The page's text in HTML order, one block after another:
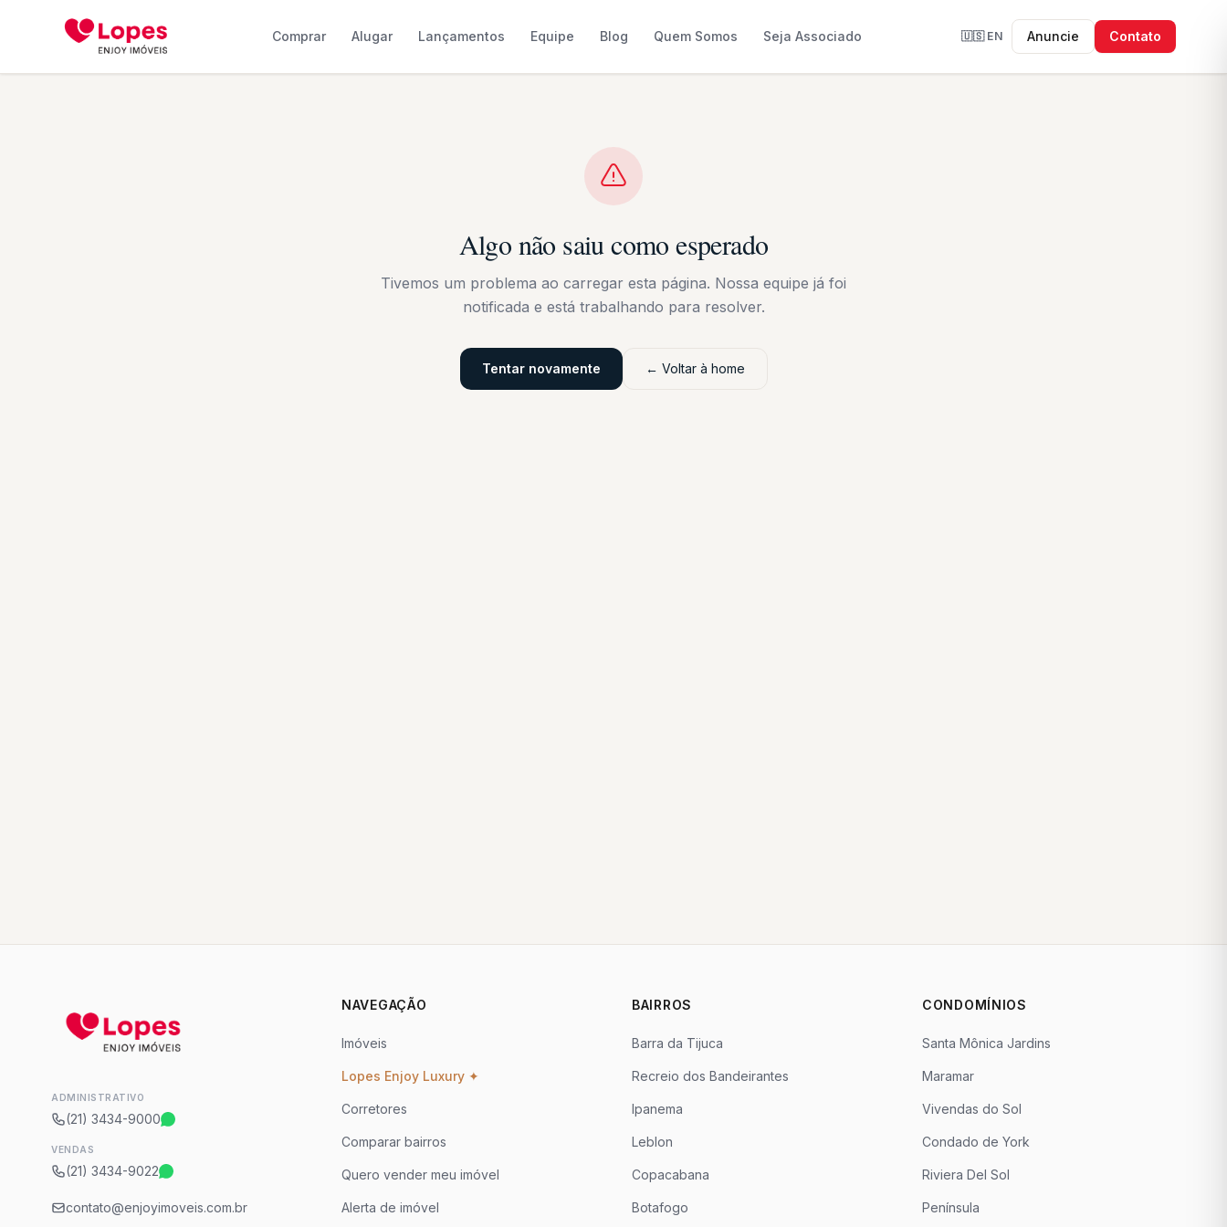
Comprar Alugar Lançamentos Equipe Blog Quem Somos Seja Associado 🇺🇸 EN Anuncie Contato
Algo não saiu como esperado
Tivemos um problema ao carregar esta página. Nossa equipe já foi
notificada e está trabalhando para resolver.
Tentar novamente ← Voltar à home
ADMINISTRATIVO
(21) 3434-9000
VENDAS
(21) 3434-9022
contato@enjoyimoveis.com.br
NAVEGAÇÃO
Imóveis
Lopes Enjoy Luxury ✦
Corretores
Comparar bairros
Quero vender meu imóvel
Alerta de imóvel
BAIRROS
Barra da Tijuca
Recreio dos Bandeirantes
Ipanema
Leblon
Copacabana
Botafogo
CONDOMÍNIOS
Santa Mônica Jardins
Maramar
Vivendas do Sol
Condado de York
Riviera Del Sol
Península